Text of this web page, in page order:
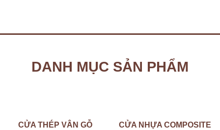
DANH MỤC SẢN PHẨM
CỬA THÉP VÂN GỖ CỬA NHỰA COMPOSITE